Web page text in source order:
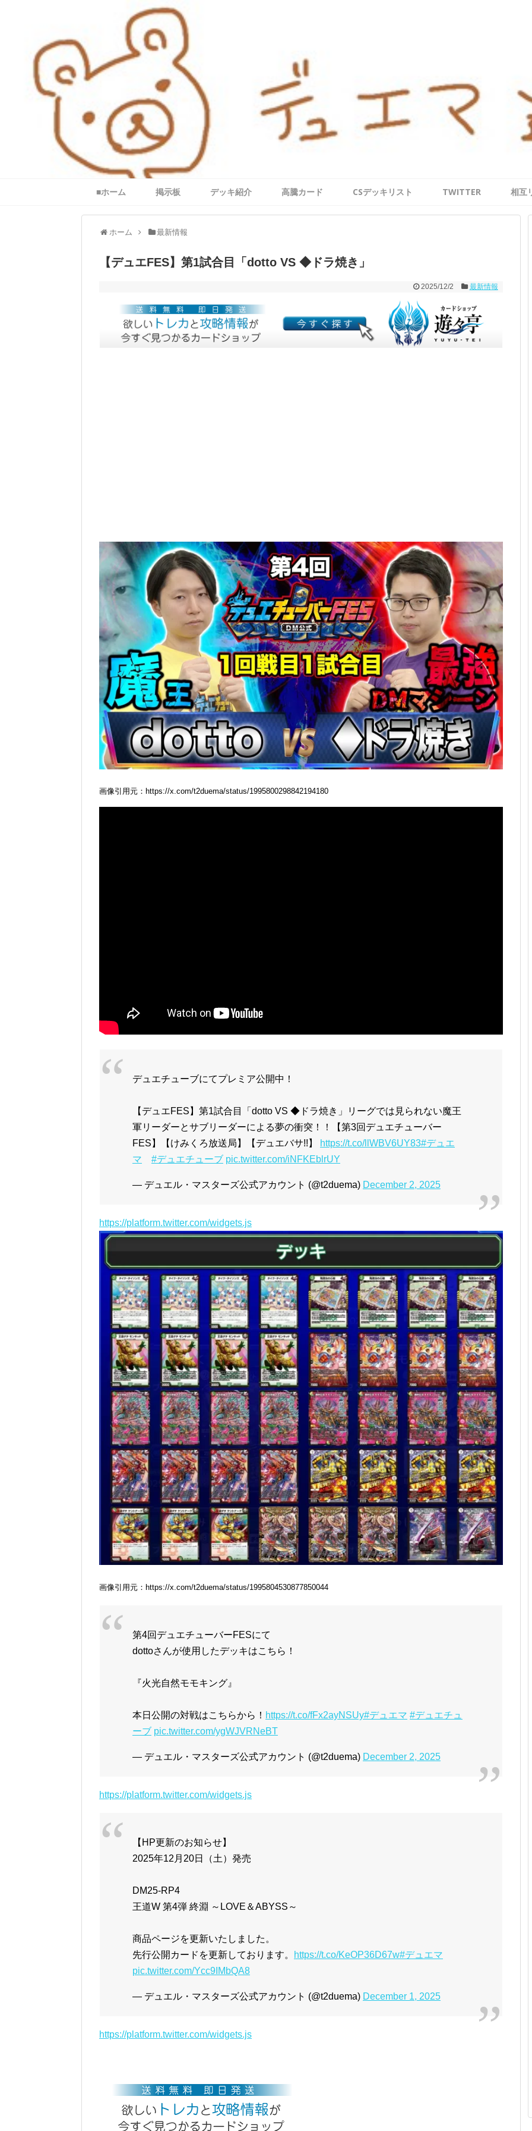
■ホーム 掲示板 デッキ紹介 高騰カード CSデッキリスト TWITTER 相互
ホーム 最新情報
【デュエFES】第1試合目「dotto VS ◆ドラ焼き」
2025/12/2 最新情報
画像引用元：https://x.com/t2duema/status/1995800298842194180
デュエチューブにてプレミア公開中！
【デュエFES】第1試合目「dotto VS ◆ドラ焼き」リーグでは見られない魔王
軍リーダーとサブリーダーによる夢の衝突！！【第3回デュエチューバー
FES】【けみくろ放送局】【デュエバサ!!】
https://t.co/llWBV6UY83#デュエ
マ
#デュエチューブ pic.twitter.com/iNFKEblrUY
— デュエル・マスターズ公式アカウント (@t2duema) December 2, 2025
https://platform.twitter.com/widgets.js
画像引用元：https://x.com/t2duema/status/1995804530877850044
第4回デュエチューバーFESにて
dottoさんが使用したデッキはこちら！
『火光自然モモキング』
本日公開の対戦はこちらから！ https://t.co/fFx2ayNSUy#デュエマ #デュエチュ
ーブ pic.twitter.com/ygWJVRNeBT
— デュエル・マスターズ公式アカウント (@t2duema) December 2, 2025
https://platform.twitter.com/widgets.js
【HP更新のお知らせ】
2025年12月20日（土）発売
DM25-RP4
王道W 第4弾 終淵 ～LOVE＆ABYSS～
商品ページを更新いたしました。
先行公開カードを更新しております。
https://t.co/KeOP36D67w#デュエマ
pic.twitter.com/Ycc9IMbQA8
— デュエル・マスターズ公式アカウント (@t2duema) December 1, 2025
https://platform.twitter.com/widgets.js